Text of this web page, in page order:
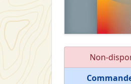
Non-